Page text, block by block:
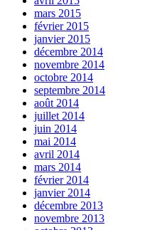
mars 2015
février 2015
janvier 2015
décembre 2014
novembre 2014
octobre 2014
septembre 2014
août 2014
juillet 2014
juin 2014
mai 2014
avril 2014
mars 2014
février 2014
janvier 2014
décembre 2013
novembre 2013